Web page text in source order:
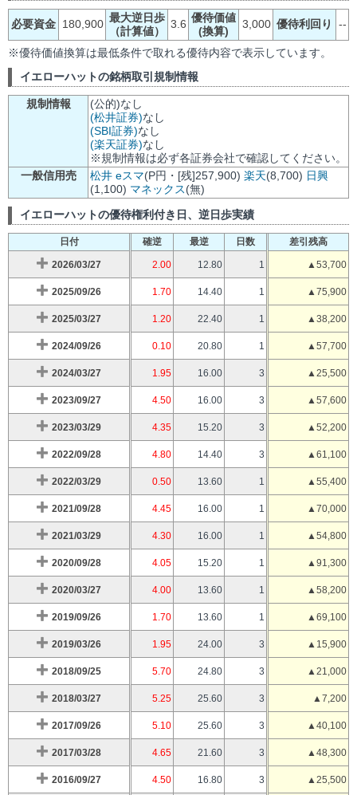
必要資金 180,900 最大逆日歩
（計算値）
3.6 優待価値
(換算)
3,000 優待利回り --
※優待価値換算は最低条件で取れる優待内容で表示しています。
イエローハットの銘柄取引規制情報
規制情報
(公的)なし
(松井証券)なし
(SBI証券)なし
(楽天証券)なし
※規制情報は必ず各証券会社で確認してください。
一般信用売
松井 eスマ(P円・[残]257,900) 楽天(8,700) 日興
(1,100) マネックス(無)
イエローハットの優待権利付き日、逆日歩実績
日付 確逆 最逆 日数 差引残高
2026/03/27 2.00 12.80 1 ▲53,700
2025/09/26 1.70 14.40 1 ▲75,900
2025/03/27 1.20 22.40 1 ▲38,200
2024/09/26 0.10 20.80 1 ▲57,700
2024/03/27 1.95 16.00 3 ▲25,500
2023/09/27 4.50 16.00 3 ▲57,600
2023/03/29 4.35 15.20 3 ▲52,200
2022/09/28 4.80 14.40 3 ▲61,100
2022/03/29 0.50 13.60 1 ▲55,400
2021/09/28 4.45 16.00 1 ▲70,000
2021/03/29 4.30 16.00 1 ▲54,800
2020/09/28 4.05 15.20 1 ▲91,300
2020/03/27 4.00 13.60 1 ▲58,200
2019/09/26 1.70 13.60 1 ▲69,100
2019/03/26 1.95 24.00 3 ▲15,900
2018/09/25 5.70 24.80 3 ▲21,000
2018/03/27 5.25 25.60 3 ▲7,200
2017/09/26 5.10 25.60 3 ▲40,100
2017/03/28 4.65 21.60 3 ▲48,300
2016/09/27 4.50 16.80 3 ▲25,500